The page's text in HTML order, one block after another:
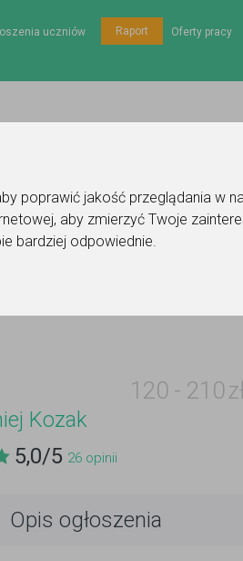
poprawić jakość przeglądania w
, aby zmierzyć Twoje
bardziej odpowiednie.
uczniów Raport Oferty pracy
- prawo
120 - 210
Kozak
5,0/5 26 opinii
Opis ogłoszenia